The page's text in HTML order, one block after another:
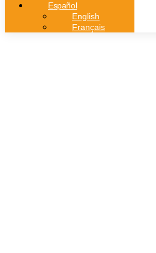
Español
English
Français